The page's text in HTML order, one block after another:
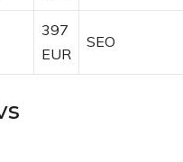
397
EUR
SEO